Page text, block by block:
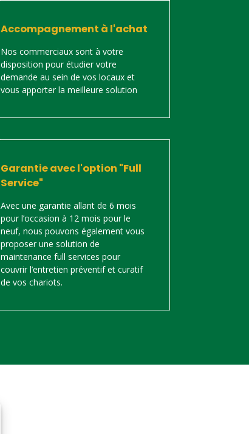
Accompagnement à l'achat
Nos commerciaux sont à votre
disposition pour étudier votre
demande au sein de vos locaux et
vous apporter la meilleure solution
Garantie avec l'option "Full
Service"
Avec une garantie allant de 6 mois
pour l’occasion à 12 mois pour le
neuf, nous pouvons également vous
proposer une solution de
maintenance full services pour
couvrir l’entretien préventif et curatif
de vos chariots.